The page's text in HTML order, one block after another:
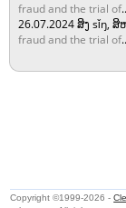
fraud and the trial of
26.07.2024ສິງ sǐŋ, ສິ
fraud and the trial of
Copyright ©1999-2026 -